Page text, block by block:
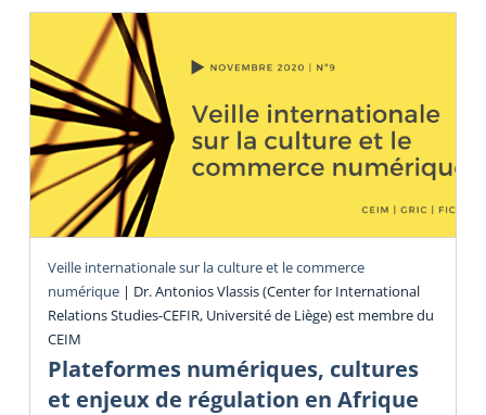
Veille internationale sur la culture et le commerce
numérique | Dr. Antonios Vlassis (Center for International
Relations Studies-CEFIR, Université de Liège) est membre du
CEIM
Plateformes numériques, cultures
et enjeux de régulation en Afrique